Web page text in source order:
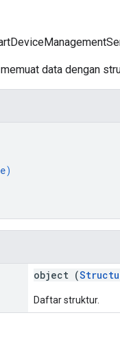
data dengan
)
object (
Daftar struktur.